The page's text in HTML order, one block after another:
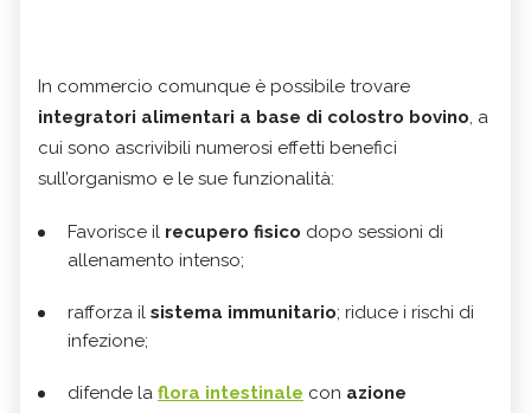
In commercio comunque è possibile trovare
integratori alimentari a base di colostro bovino, a
cui sono ascrivibili numerosi effetti benefici
sull’organismo e le sue funzionalità:
Favorisce il recupero fisico dopo sessioni di
allenamento intenso;
rafforza il sistema immunitario; riduce i rischi di
infezione;
difende la flora intestinale con azione